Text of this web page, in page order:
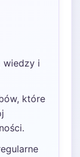
wiedzy i
które